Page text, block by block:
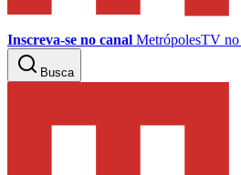
Inscreva-se no canal MetrópolesTV no
Busca